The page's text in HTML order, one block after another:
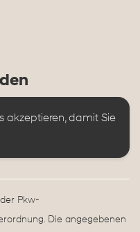
akzeptieren, damit Sie
Pkw-
Die angegebenen